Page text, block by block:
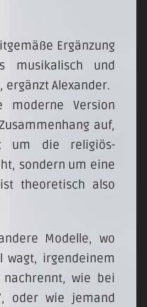
Ergänzung
musikalisch und
Alexander.
moderne Version
auf,
um die religiös-
sondern um eine
theoretisch also
Modelle, wo
wagt, irgendeinem
wie bei
oder wie jemand